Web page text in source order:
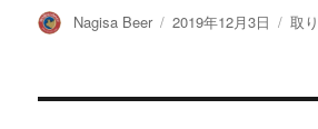
投
Nagisa Beer
投
2019年12月3日
カ
取